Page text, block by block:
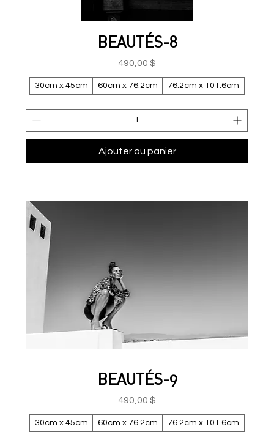
BEAUTÉS-8
Prix
490,00 $
30cm x 45cm 60cm x 76.2cm 76.2cm x 101.6cm
Ajouter au panier
BEAUTÉS-9
Prix
490,00 $
30cm x 45cm 60cm x 76.2cm 76.2cm x 101.6cm